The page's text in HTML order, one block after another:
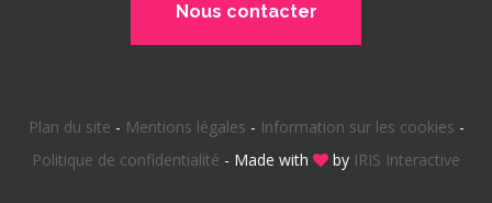
Nous contacter
Plan du site - Mentions légales - Information sur les cookies -
Politique de confidentialité - Made with by IRIS Interactive